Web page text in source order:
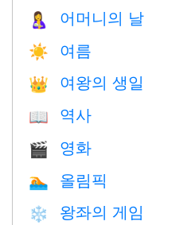
🤱 어머니의 날
☀️ 여름
👑 여왕의 생일
📖 역사
🎬 영화
🏊 올림픽
❄️ 왕좌의 게임